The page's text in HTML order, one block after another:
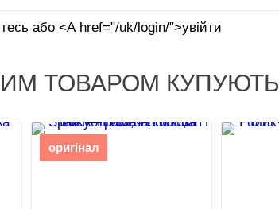
або <А href="/uk/login/">увійти
ТОВАРОМ КУПУЮТЬ
оригінал